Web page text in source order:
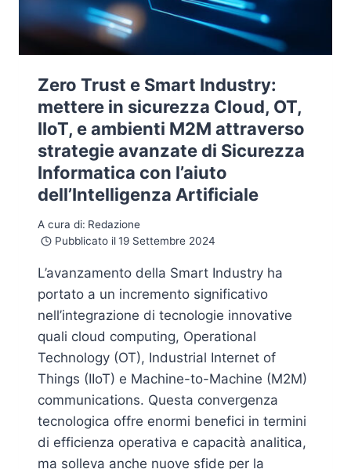
Zero Trust e Smart Industry:
mettere in sicurezza Cloud, OT,
IIoT, e ambienti M2M attraverso
strategie avanzate di Sicurezza
Informatica con l’aiuto
dell’Intelligenza Artificiale
A cura di: Redazione
Pubblicato il 19 Settembre 2024
L’avanzamento della Smart Industry ha
portato a un incremento significativo
nell’integrazione di tecnologie innovative
quali cloud computing, Operational
Technology (OT), Industrial Internet of
Things (IIoT) e Machine-to-Machine (M2M)
communications. Questa convergenza
tecnologica offre enormi benefici in termini
di efficienza operativa e capacità analitica,
ma solleva anche nuove sfide per la